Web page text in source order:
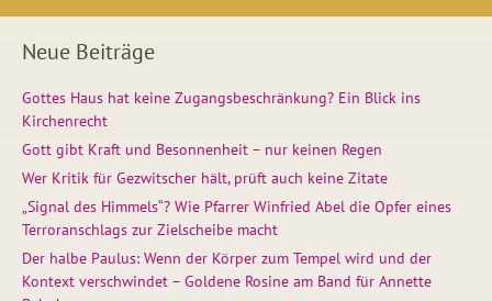
Neue Beiträge
Gottes Haus hat keine Zugangsbeschränkung? Ein Blick ins
Kirchenrecht
Gott gibt Kraft und Besonnenheit – nur keinen Regen
Wer Kritik für Gezwitscher hält, prüft auch keine Zitate
„Signal des Himmels“? Wie Pfarrer Winfried Abel die Opfer eines
Terroranschlags zur Zielscheibe macht
Der halbe Paulus: Wenn der Körper zum Tempel wird und der
Kontext verschwindet – Goldene Rosine am Band für Annette